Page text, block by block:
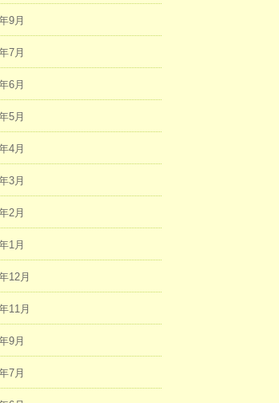
9月
7月
6月
5月
4月
3月
2月
1月
12月
11月
9月
7月